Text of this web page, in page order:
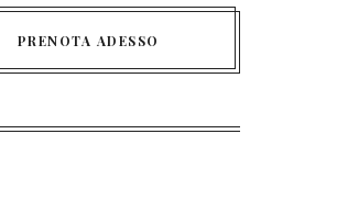
PRENOTA ADESSO